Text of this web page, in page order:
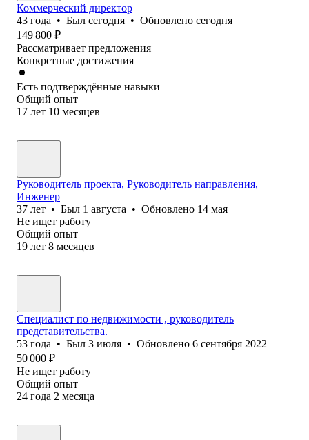
Коммерческий директор
43 года • Был сегодня • Обновлено сегодня
149 800 ₽
Рассматривает предложения
Конкретные достижения
Есть подтверждённые навыки
Общий опыт
17 лет 10 месяцев
Руководитель проекта, Руководитель направления,
Инженер
37 лет • Был 1 августа • Обновлено 14 мая
Не ищет работу
Общий опыт
19 лет 8 месяцев
Специалист по недвижимости , руководитель
представительства.
53 года • Был 3 июля • Обновлено 6 сентября 2022
50 000 ₽
Не ищет работу
Общий опыт
24 года 2 месяца